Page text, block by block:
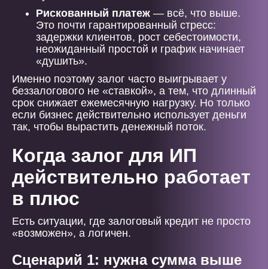
Рискованный платеж — всё, что выше.
Это почти гарантированный стресс:
задержки клиентов, рост себестоимости,
неожиданный простой и график начинает
«душить».
Именно поэтому залог часто выигрывает у
беззалогового не «ставкой», а тем, что длинный
срок снижает ежемесячную нагрузку. Но только
если бизнес действительно использует деньги
так, чтобы вырастить денежный поток.
Когда залог для ИП
действительно работает
в плюс
Есть ситуации, где залоговый кредит не просто
«возможен», а логичен.
Сценарий 1: нужна сумма выше